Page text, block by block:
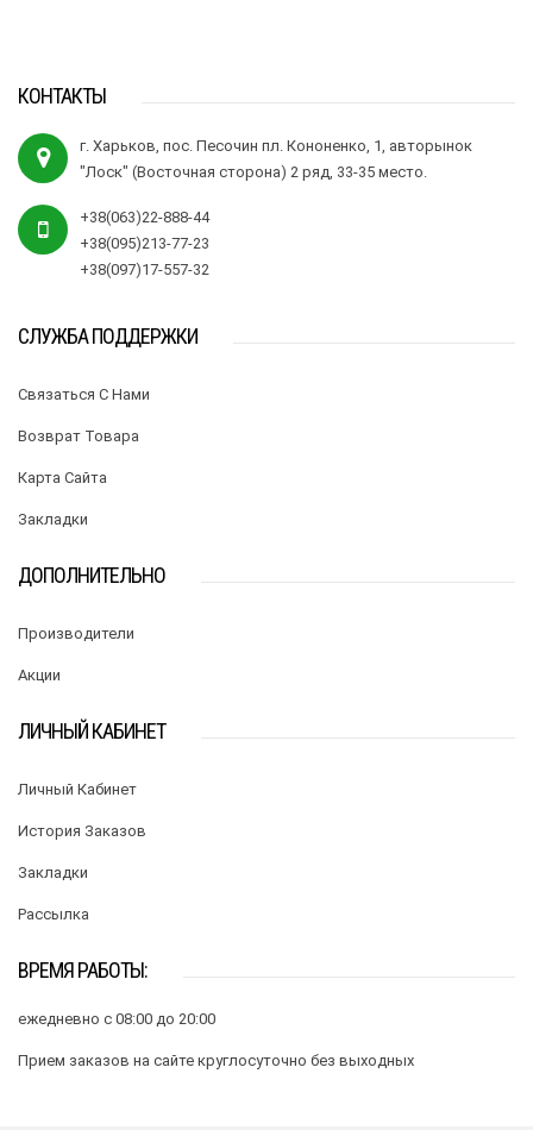
КОНТАКТЫ
г. Харьков, пос. Песочин пл. Кононенко, 1, авторынок
"Лоск" (Восточная сторона) 2 ряд, 33-35 место.
+38(063)22-888-44
+38(095)213-77-23
+38(097)17-557-32
СЛУЖБА ПОДДЕРЖКИ
Связаться С Нами
Возврат Товара
Карта Сайта
Закладки
ДОПОЛНИТЕЛЬНО
Производители
Акции
ЛИЧНЫЙ КАБИНЕТ
Личный Кабинет
История Заказов
Закладки
Рассылка
ВРЕМЯ РАБОТЫ:
ежедневно с 08:00 до 20:00
Прием заказов на сайте круглосуточно без выходных